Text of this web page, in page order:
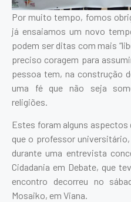
Por muito tempo, fomos
já ensaiamos um novo
podem ser ditas com mais
preciso coragem para
pessoa tem, na construção
uma fé que não seja
religiões.
Estes foram alguns aspectos
que o professor
durante uma entrevista
Cidadania em Debate, que
encontro decorreu no
Mosaiko, em Viana.